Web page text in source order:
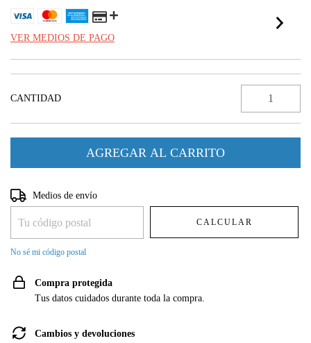
VER MEDIOS DE PAGO
CANTIDAD
Entregas para el CP:
Medios de envío
CALCULAR
No sé mi código postal
Compra protegida
Tus datos cuidados durante toda la compra.
Cambios y devoluciones